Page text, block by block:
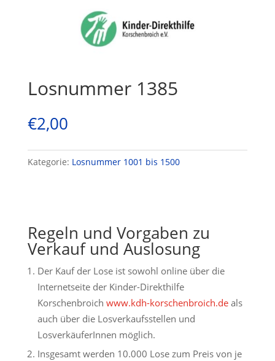
Losnummer 1385
€2,00
Kategorie: Losnummer 1001 bis 1500
Regeln und Vorgaben zu
Verkauf und Auslosung
Der Kauf der Lose ist sowohl online über die
Internetseite der Kinder-Direkthilfe
Korschenbroich www.kdh-korschenbroich.deals
auch über die Losverkaufsstellen und
LosverkäuferInnen möglich.
Insgesamt werden 10.000 Lose zum Preis von je